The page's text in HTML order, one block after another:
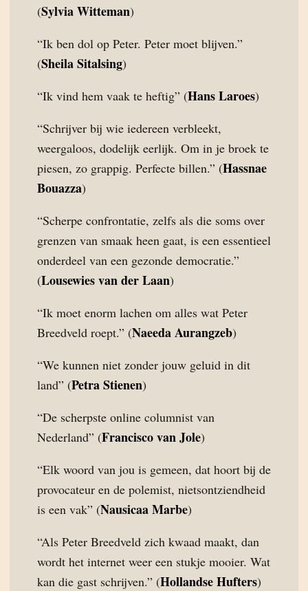
(Sylvia Witteman)
“Ik ben dol op Peter. Peter moet blijven.”
(Sheila Sitalsing)
“Ik vind hem vaak te heftig” (Hans Laroes)
“Schrijver bij wie iedereen verbleekt,
weergaloos, dodelijk eerlijk. Om in je broek te
piesen, zo grappig. Perfecte billen.” (Hassnae
Bouazza)
“Scherpe confrontatie, zelfs als die soms over
grenzen van smaak heen gaat, is een essentieel
onderdeel van een gezonde democratie.”
(Lousewies van der Laan)
“Ik moet enorm lachen om alles wat Peter
Breedveld roept.” (Naeeda Aurangzeb)
“We kunnen niet zonder jouw geluid in dit
land” (Petra Stienen)
“De scherpste online columnist van
Nederland” (Francisco van Jole)
“Elk woord van jou is gemeen, dat hoort bij de
provocateur en de polemist, nietsontziendheid
is een vak” (Nausicaa Marbe)
“Als Peter Breedveld zich kwaad maakt, dan
wordt het internet weer een stukje mooier. Wat
kan die gast schrijven.” (Hollandse Hufters)